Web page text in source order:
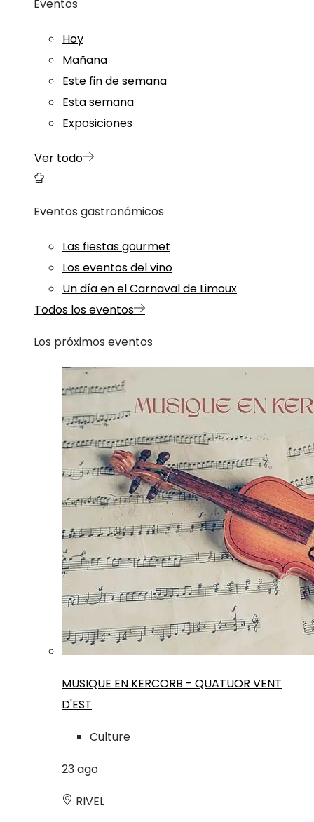
Eventos
Hoy
Mañana
Este fin de semana
Esta semana
Exposiciones
Ver todo
Eventos gastronómicos
Las fiestas gourmet
Los eventos del vino
Un día en el Carnaval de Limoux
Todos los eventos
Los próximos eventos
MUSIQUE EN KERCORB - QUATUOR VENT
D'EST
Culture
23ago
RIVEL